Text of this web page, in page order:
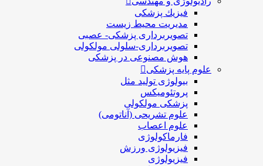
فيزيك پزشکی
مدیریت محیط زیست
تصویربرداری پزشکی- عصبی
تصویربرداری-سلولی مولکولی
هوش مصنوعی در پزشکی
علوم پایه پزشکی
بیولوژی تولید مثل
پروتئومیکس
پزشکی مولکولی
علوم تشریحی (آناتومی)
علوم اعصاب
فارماکولوژی
فیزیولوژی ورزش
فیزیولوژی